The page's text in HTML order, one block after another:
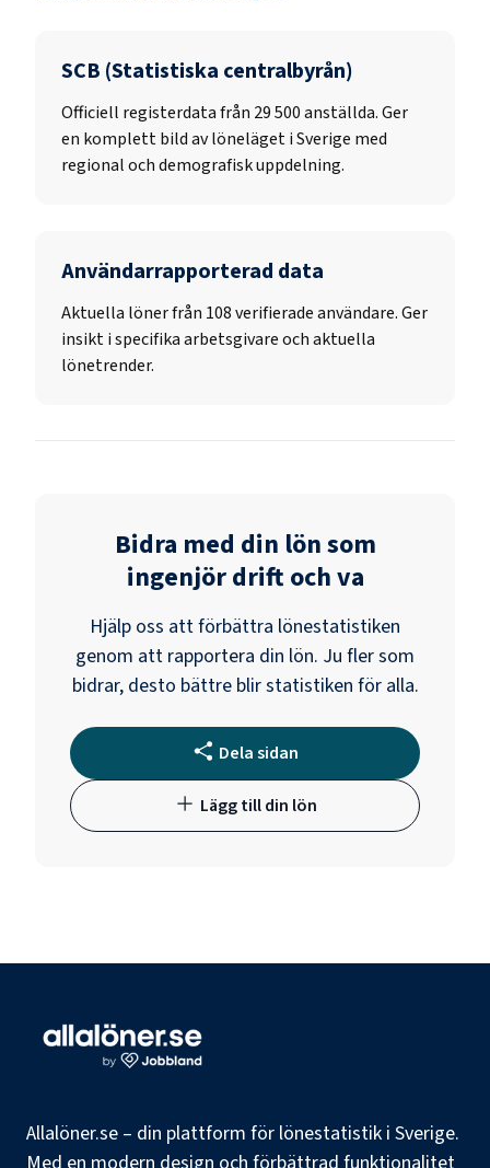
SCB (Statistiska centralbyrån)
Officiell registerdata från 29 500anställda. Ger
en komplett bild av löneläget i Sverige med
regional och demografisk uppdelning.
Användarrapporterad data
Aktuella löner från 108 verifierade användare. Ger
insikt i specifika arbetsgivare och aktuella
lönetrender.
Bidra med din lön som
ingenjör drift och va
Hjälp oss att förbättra lönestatistiken
genom att rapportera din lön. Ju fler som
bidrar, desto bättre blir statistiken för alla.
Dela sidan
Lägg till din lön
Allalöner.se – din plattform för lönestatistik i Sverige.